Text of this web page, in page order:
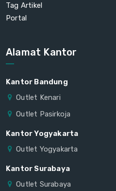
Tag Artikel
Portal
Alamat Kantor
Kantor Bandung
Outlet Kenari
Outlet Pasirkoja
Kantor Yogyakarta
Outlet Yogyakarta
Kantor Surabaya
Outlet Surabaya